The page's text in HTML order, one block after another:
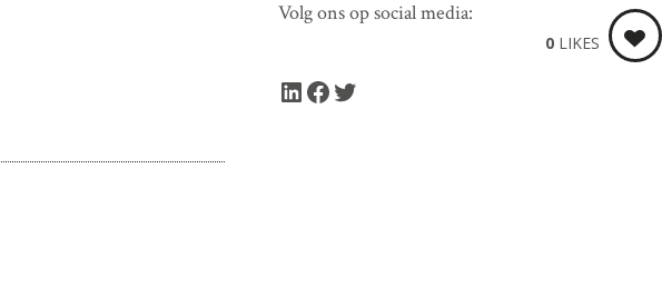
0 LIKES
Volg ons op social media:
LinkedIn Facebook